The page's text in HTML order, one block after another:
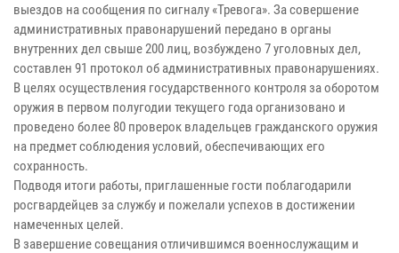
выездов на сообщения по сигналу «Тревога». За совершение
административных правонарушений передано в органы
внутренних дел свыше 200 лиц, возбуждено 7 уголовных дел,
составлен 91 протокол об административных правонарушениях.
В целях осуществления государственного контроля за оборотом
оружия в первом полугодии текущего года организовано и
проведено более 80 проверок владельцев гражданского оружия
на предмет соблюдения условий, обеспечивающих его
сохранность.
Подводя итоги работы, приглашенные гости поблагодарили
росгвардейцев за службу и пожелали успехов в достижении
намеченных целей.
В завершение совещания отличившимся военнослужащим и